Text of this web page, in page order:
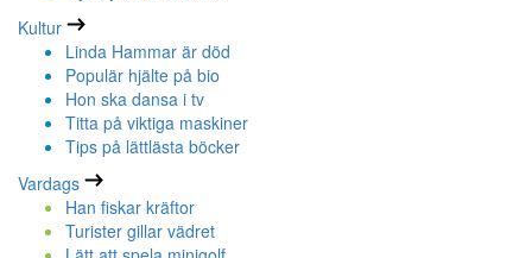
Kultur
Linda Hammar är död
Populär hjälte på bio
Hon ska dansa i tv
Titta på viktiga maskiner
Tips på lättlästa böcker
Vardags
Han fiskar kräftor
Turister gillar vädret